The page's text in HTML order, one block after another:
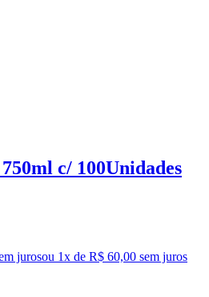
c/ 100Unidades
jurosou 1x de R$ 60,00 sem juros